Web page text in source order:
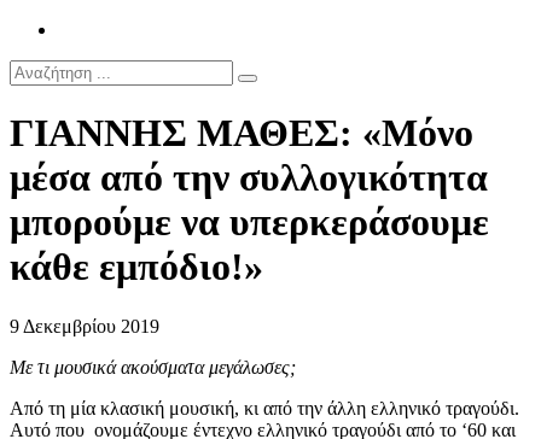
ΓΙΑΝΝΗΣ ΜΑΘΕΣ: «Μόνο
μέσα από την συλλογικότητα
μπορούμε να υπερκεράσουμε
κάθε εμπόδιο!»
9 Δεκεμβρίου 2019
Με τι μουσικά ακούσματα μεγάλωσες;
Από τη μία κλασική μουσική, κι από την άλλη ελληνικό τραγούδι.
Αυτό που ονομάζουμε έντεχνο ελληνικό τραγούδι από το ‘60 και